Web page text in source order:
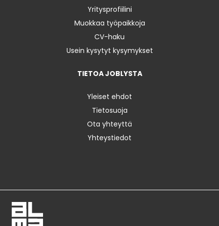
Yritysprofiilini
Muokkaa työpaikkoja
CV-haku
Usein kysytyt kysymykset
TIETOA JOBLYSTA
Yleiset ehdot
Tietosuoja
Ota yhteyttä
Yhteystiedot